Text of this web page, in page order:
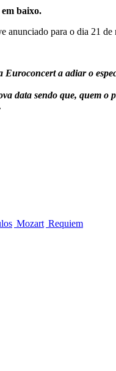
baixo.
anunciado para o dia 21 de
a adiar o
data sendo que, quem
Mozart Requiem